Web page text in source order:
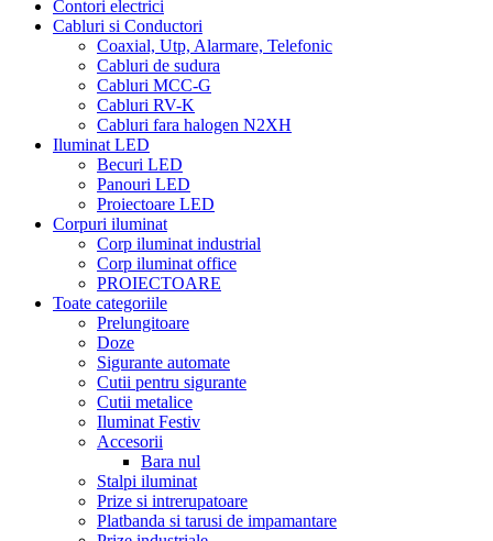
Contori electrici
Cabluri si Conductori
Coaxial, Utp, Alarmare, Telefonic
Cabluri de sudura
Cabluri MCC-G
Cabluri RV-K
Cabluri fara halogen N2XH
Iluminat LED
Becuri LED
Panouri LED
Proiectoare LED
Corpuri iluminat
Corp iluminat industrial
Corp iluminat office
PROIECTOARE
Toate categoriile
Prelungitoare
Doze
Sigurante automate
Cutii pentru sigurante
Cutii metalice
Iluminat Festiv
Accesorii
Bara nul
Stalpi iluminat
Prize si intrerupatoare
Platbanda si tarusi de impamantare